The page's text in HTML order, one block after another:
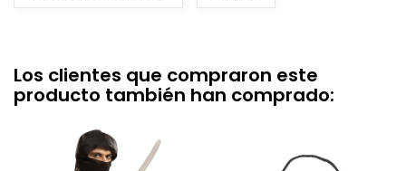
Los clientes que compraron este
producto también han comprado: